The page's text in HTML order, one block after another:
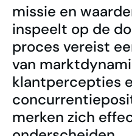
missie en
inspeelt op de
proces vereist
van
klantpercepties
merken zich